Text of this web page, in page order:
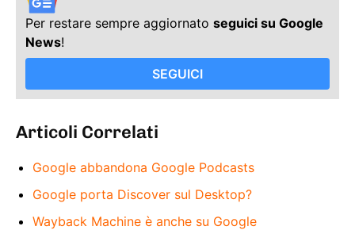
Per restare sempre aggiornato seguici su Google
News!
SEGUICI
Articoli Correlati
Google abbandona Google Podcasts
Google porta Discover sul Desktop?
Wayback Machine è anche su Google